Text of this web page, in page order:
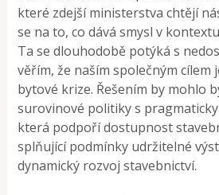
které zdejší ministerstva chtějí
se na to, co dává smysl v
Ta se dlouhodobě potýká s
věřím, že naším společným cílem
bytové krize. Řešením by mohlo
surovinové politiky s
která podpoří dostupnost
splňující podmínky udržitelné
dynamický rozvoj stavebnictví.